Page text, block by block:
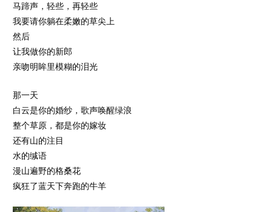
马蹄声，轻些，再轻些
我要请你躺在柔嫩的草尖上
然后
让我做你的新郎
亲吻明眸里模糊的泪光
那一天
白云是你的婚纱，歌声唤醒绿浪
整个草原，都是你的嫁妆
还有山的注目
水的缄语
漫山遍野的格桑花
疯狂了蓝天下奔跑的牛羊